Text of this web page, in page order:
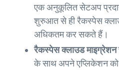
एक अनुकूलित सेटअप
शुरुआत से ही रैकस्पेस
अधिकतम कर सकते हैं।
रैकस्पेस क्लाउड माइग्रेशन
के साथ अपने एप्लिकेशन को